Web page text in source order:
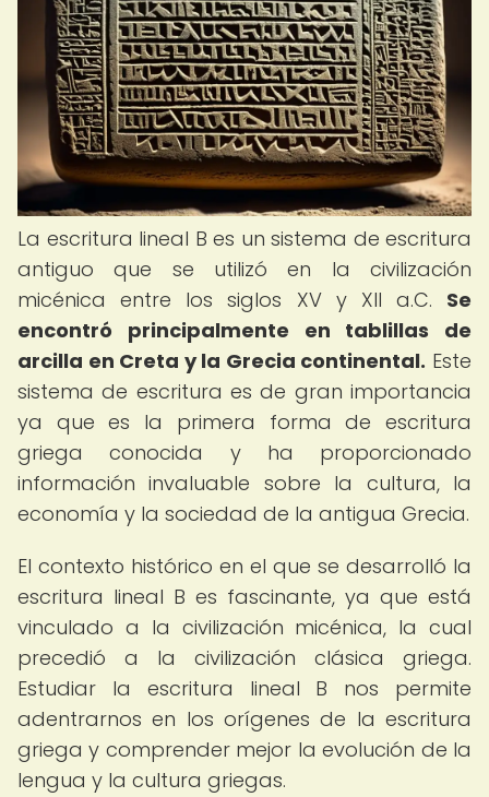
La escritura lineal B es un sistema de escritura
antiguo que se utilizó en la civilización
micénica entre los siglos XV y XII a.C. Se
encontró principalmente en tablillas de
arcilla en Creta y la Grecia continental. Este
sistema de escritura es de gran importancia
ya que es la primera forma de escritura
griega conocida y ha proporcionado
información invaluable sobre la cultura, la
economía y la sociedad de la antigua Grecia.
El contexto histórico en el que se desarrolló la
escritura lineal B es fascinante, ya que está
vinculado a la civilización micénica, la cual
precedió a la civilización clásica griega.
Estudiar la escritura lineal B nos permite
adentrarnos en los orígenes de la escritura
griega y comprender mejor la evolución de la
lengua y la cultura griegas.